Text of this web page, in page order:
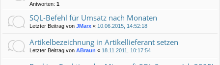
Antworten: 1
SQL-Befehl für Umsatz nach Monaten
Letzter Beitrag von JMarx « 10.06.2015, 14:52:18
Artikelbezeichnung in Artikellieferant setzen
Letzter Beitrag von ABraun « 18.11.2011, 10:17:54